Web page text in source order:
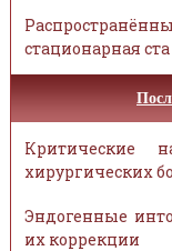
стационарная ста
Критические
хирургических
Эндогенные
их коррекции